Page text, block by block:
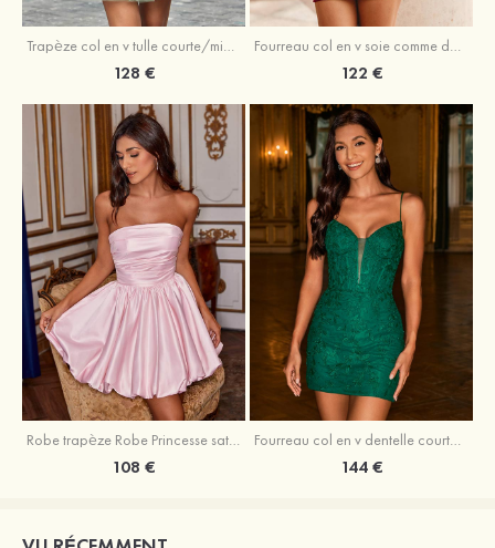
Trapèze col en v tulle courte/mini robe de fête de la rentrée avec perles
128 €
Fourreau col en v soie comme du satin courte/mini robe de fête de la rentrée avec paillettes
122 €
Robe trapèze Robe Princesse satin sans manches courte/mini robe de fête de la rentrée
108 €
Fourreau col en v dentelle courte/mini robe de fête de la rentré avec perles
144 €